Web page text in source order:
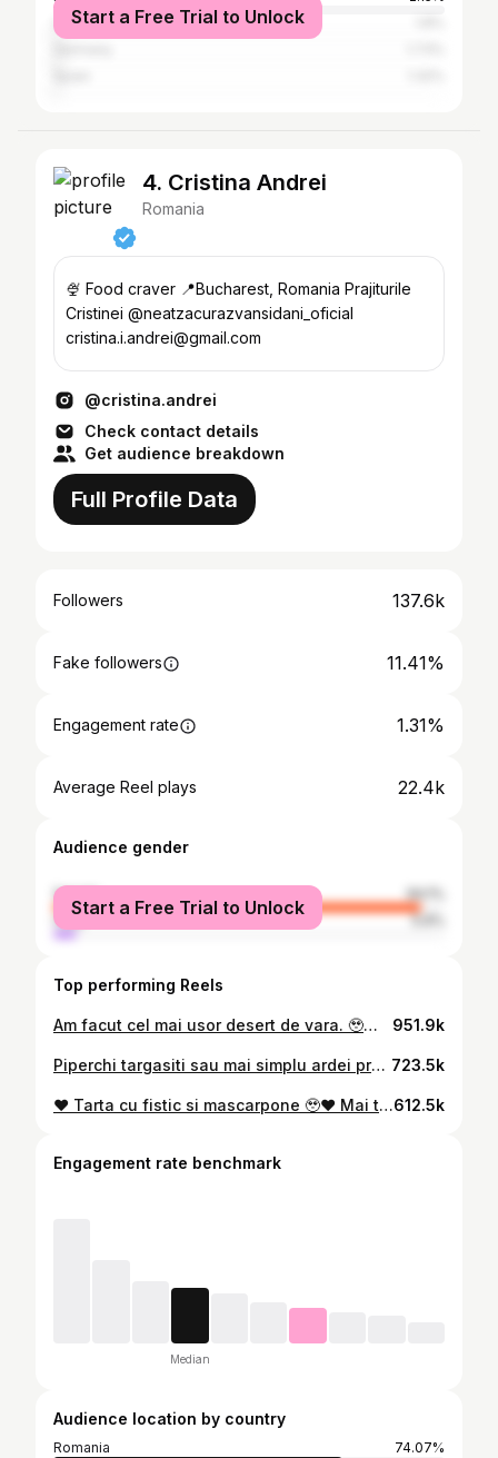
United Kingdom
Start a Free Trial to Unlock
4. Cristina Andrei
Romania
🍨 Food craver 📍Bucharest, Romania Prajiturile
Cristinei @neatzacurazvansidani_oficial
cristina.i.andrei@gmail.com
@cristina.andrei
Check contact details
Get audience breakdown
Full Profile Data
Followers 137.6k
Fake followers 11.41%
Engagement rate 1.31%
Average Reel plays 22.4k
Audience gender
female
94.1%
male
5.9%
Start a Free Trial to Unlock
Top performing Reels
Am facut cel mai usor desert de vara. 🥹🙌 Are doar doua ingrediente, este ciocolatos si dietetic pentru ca da, il puteti face fara zahar adaugat.😏🫶 Ingrediente forma 18cm: 300g ciocolata neagra 900g piure de mere (6 mere aprox daca le fierbeti) Amestecati 300g ciocolata neagra topita cu 900g piure de mere. Fie fierbeti merele si le blenduiti, fie gasiti un piure in comert fara zahar cum am luat eu. Amestecati bine ciocolata cu piureul si dati la rece minim 3 ore. Si gata, o minunatie de praji cu calorii putine si foarte buna. ❤️ 951.9k
Piperchi targasiti sau mai simplu ardei prajiti, aceasta mancarica machedoneasca e una dintre retetele mele preferate de vara. 🫠🤌 Are si rosii, branza si oua. Sunt mai multe variante de retete, personal, imi place cea cu oua pentru ca leaga mai bine totul si gustul e magic. ❤ Pentru reteta avem nevoie de 3-4 ardei, 4 rosii mari, 300g branza si doua oua. Prajim ardeii cateva minute pana se inmoaie bine, adaugam rosiile, sare si usturoi si lasam la foc mic un sfert de ora sa scada zeama. La final punem pe rand branza si cele doua oua batute bine si amestecam repede. Mai lasam 2, 3 minute si stingem focul. Mancaria asta e foarte bun calda, dar si mai bun rece Cand s-au racit, i-am pus in caserola si la frigider. 723.5k
❤ Tarta cu fistic si mascarpone 🥹❤ Mai tineti minte tarta suedeza cu migdale? Ei bine am pornit de la ea si am reinterpretat-o cu o crema cu muuult fistic si mascarpone. 😍😏🤌 B Ingrediente blat forma 20cm: 4 albusuri 150g fistic macinat (300g fistic in coaja) 80g zahar tos Ingrediente crema: 500g mascarpone 200g crema tartinabila fistic Extra decor: 80g fistic (160g in coaja) Batem 4 albusuri cu un praf de sare si 80g zahar. Intre timp macinam 150g fistic crud si cu o spatula il incorporam in albusuri. Punem compozitia in doua forme egale si dam la cuptor pentru 25 de minute la 180 de grade. Crema se face foarte usor. Amestecam 500 de grame mascarpone cu 200 de grame crema tartinabila de fistic. A mea era indulcita, asa ca nu a mai fost nevoie de zahar extra. Montam tarta: blat, crema, blat crema. La final decoram cu fistic pe margini si deasupra. Eu am avut si niste trandafirasi pe care i-am pus in centru.612.5k
Engagement rate benchmark
Median
Audience location by country
Romania
74.07%